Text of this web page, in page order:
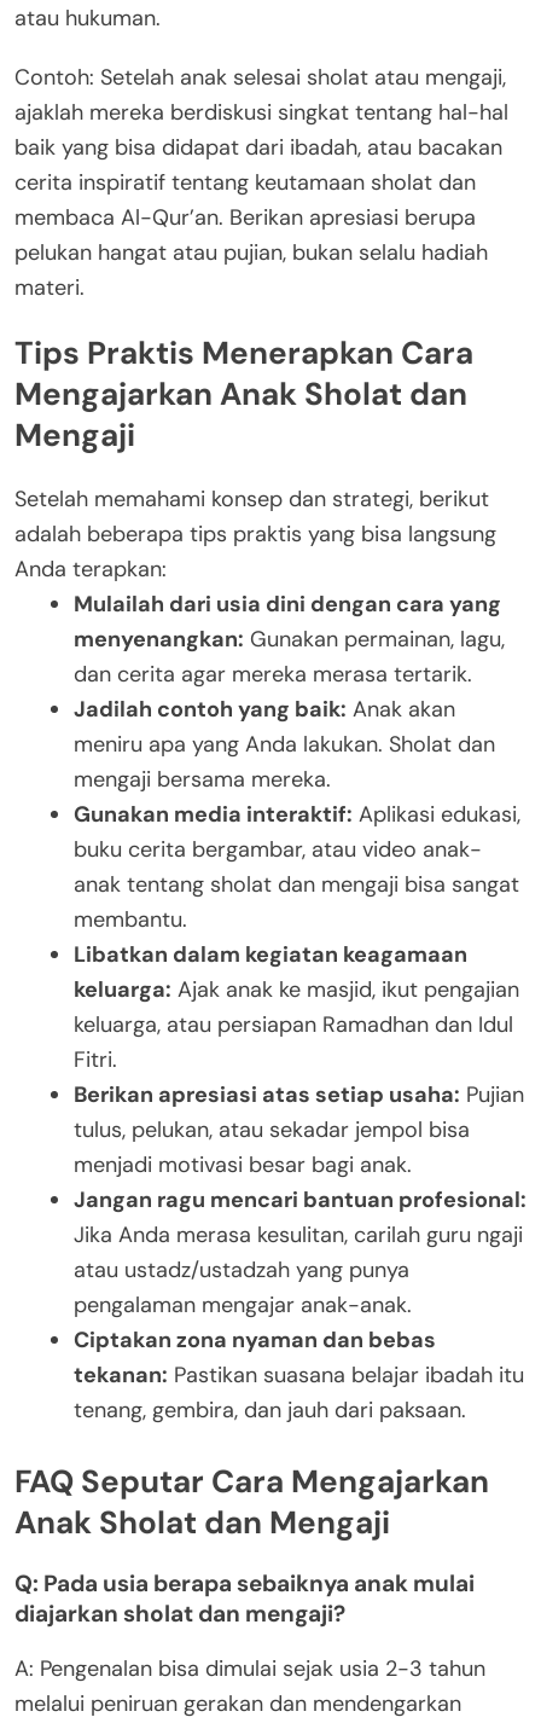
atau hukuman.
Contoh: Setelah anak selesai sholat atau mengaji,
ajaklah mereka berdiskusi singkat tentang hal-hal
baik yang bisa didapat dari ibadah, atau bacakan
cerita inspiratif tentang keutamaan sholat dan
membaca Al-Qur’an. Berikan apresiasi berupa
pelukan hangat atau pujian, bukan selalu hadiah
materi.
Tips Praktis Menerapkan Cara
Mengajarkan Anak Sholat dan
Mengaji
Setelah memahami konsep dan strategi, berikut
adalah beberapa tips praktis yang bisa langsung
Anda terapkan:
Mulailah dari usia dini dengan cara yang
menyenangkan: Gunakan permainan, lagu,
dan cerita agar mereka merasa tertarik.
Jadilah contoh yang baik: Anak akan
meniru apa yang Anda lakukan. Sholat dan
mengaji bersama mereka.
Gunakan media interaktif: Aplikasi edukasi,
buku cerita bergambar, atau video anak-
anak tentang sholat dan mengaji bisa sangat
membantu.
Libatkan dalam kegiatan keagamaan
keluarga: Ajak anak ke masjid, ikut pengajian
keluarga, atau persiapan Ramadhan dan Idul
Fitri.
Berikan apresiasi atas setiap usaha: Pujian
tulus, pelukan, atau sekadar jempol bisa
menjadi motivasi besar bagi anak.
Jangan ragu mencari bantuan profesional:
Jika Anda merasa kesulitan, carilah guru ngaji
atau ustadz/ustadzah yang punya
pengalaman mengajar anak-anak.
Ciptakan zona nyaman dan bebas
tekanan: Pastikan suasana belajar ibadah itu
tenang, gembira, dan jauh dari paksaan.
FAQ Seputar Cara Mengajarkan
Anak Sholat dan Mengaji
Q: Pada usia berapa sebaiknya anak mulai
diajarkan sholat dan mengaji?
A: Pengenalan bisa dimulai sejak usia 2-3 tahun
melalui peniruan gerakan dan mendengarkan